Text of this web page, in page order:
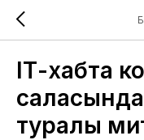
IТ-хабта
туралы